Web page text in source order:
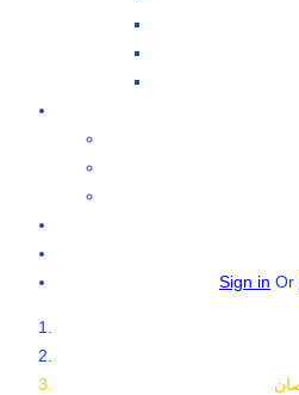
Sign in Or